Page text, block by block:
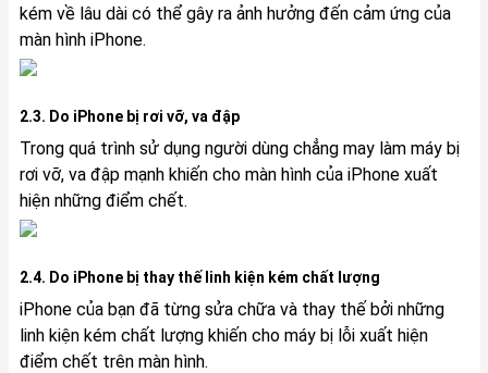
kém về lâu dài có thể gây ra ảnh hưởng đến cảm ứng của
màn hình iPhone.
2.3. Do iPhone bị rơi vỡ, va đập
Trong quá trình sử dụng người dùng chẳng may làm máy bị
rơi vỡ, va đập mạnh khiến cho màn hình của iPhone xuất
hiện những điểm chết.
2.4. Do iPhone bị thay thế linh kiện kém chất lượng
iPhone của bạn đã từng sửa chữa và thay thế bởi những
linh kiện kém chất lượng khiến cho máy bị lỗi xuất hiện
điểm chết trên màn hình.